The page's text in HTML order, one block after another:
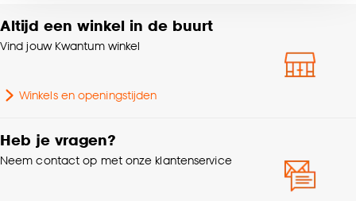
accepteren door op ‘Cookies aanpassen’ te
klikken.
Goed om te weten is dat je deze keuze altijd nog
Poolgewicht 800 G/m2
Poolhoogte
Altijd een winkel in de buurt
Vind jouw Kwantum winkel
Winkels en openingstijden
Heb je vragen?
Neem contact op met onze klantenservice